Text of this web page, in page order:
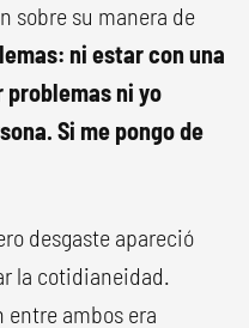
sobre su manera de
ni estar con una
problemas ni yo
Si me pongo de
desgaste apareció
la cotidianeidad.
ambos era